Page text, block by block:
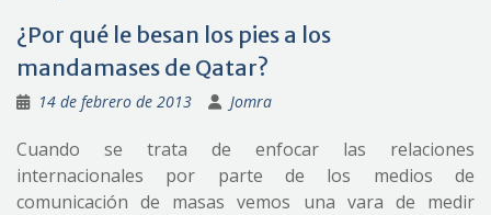
¿Por qué le besan los pies a los
mandamases de Qatar?
14 de febrero de 2013 Jomra
Cuando se trata de enfocar las relaciones
internacionales por parte de los medios de
comunicación de masas vemos una vara de medir